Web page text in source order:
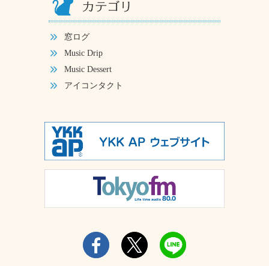
窓ログ
Music Drip
Music Dessert
アイコンタクト